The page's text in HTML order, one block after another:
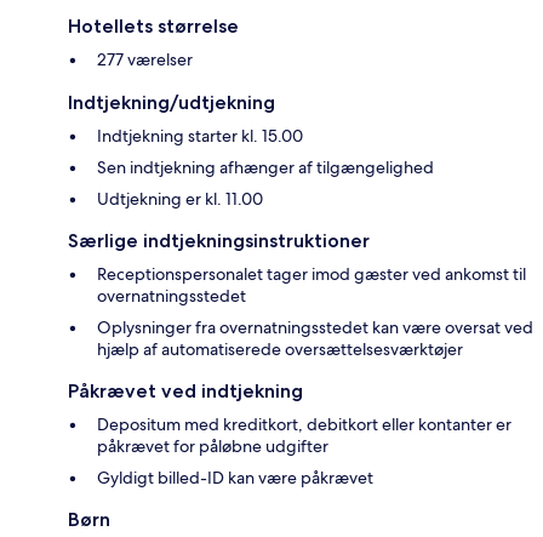
Hotellets størrelse
277 værelser
Indtjekning/udtjekning
Indtjekning starter kl. 15.00
Sen indtjekning afhænger af tilgængelighed
Udtjekning er kl. 11.00
Særlige indtjekningsinstruktioner
Receptionspersonalet tager imod gæster ved ankomst til
overnatningsstedet
Oplysninger fra overnatningsstedet kan være oversat ved
hjælp af automatiserede oversættelsesværktøjer
Påkrævet ved indtjekning
Depositum med kreditkort, debitkort eller kontanter er
påkrævet for påløbne udgifter
Gyldigt billed-ID kan være påkrævet
Børn